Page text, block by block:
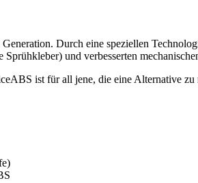
Durch eine speziellen
und verbesserten
ist für all jene, die eine Alternative